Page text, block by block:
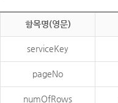
항목명(영문)
serviceKey
pageNo
numOfRows